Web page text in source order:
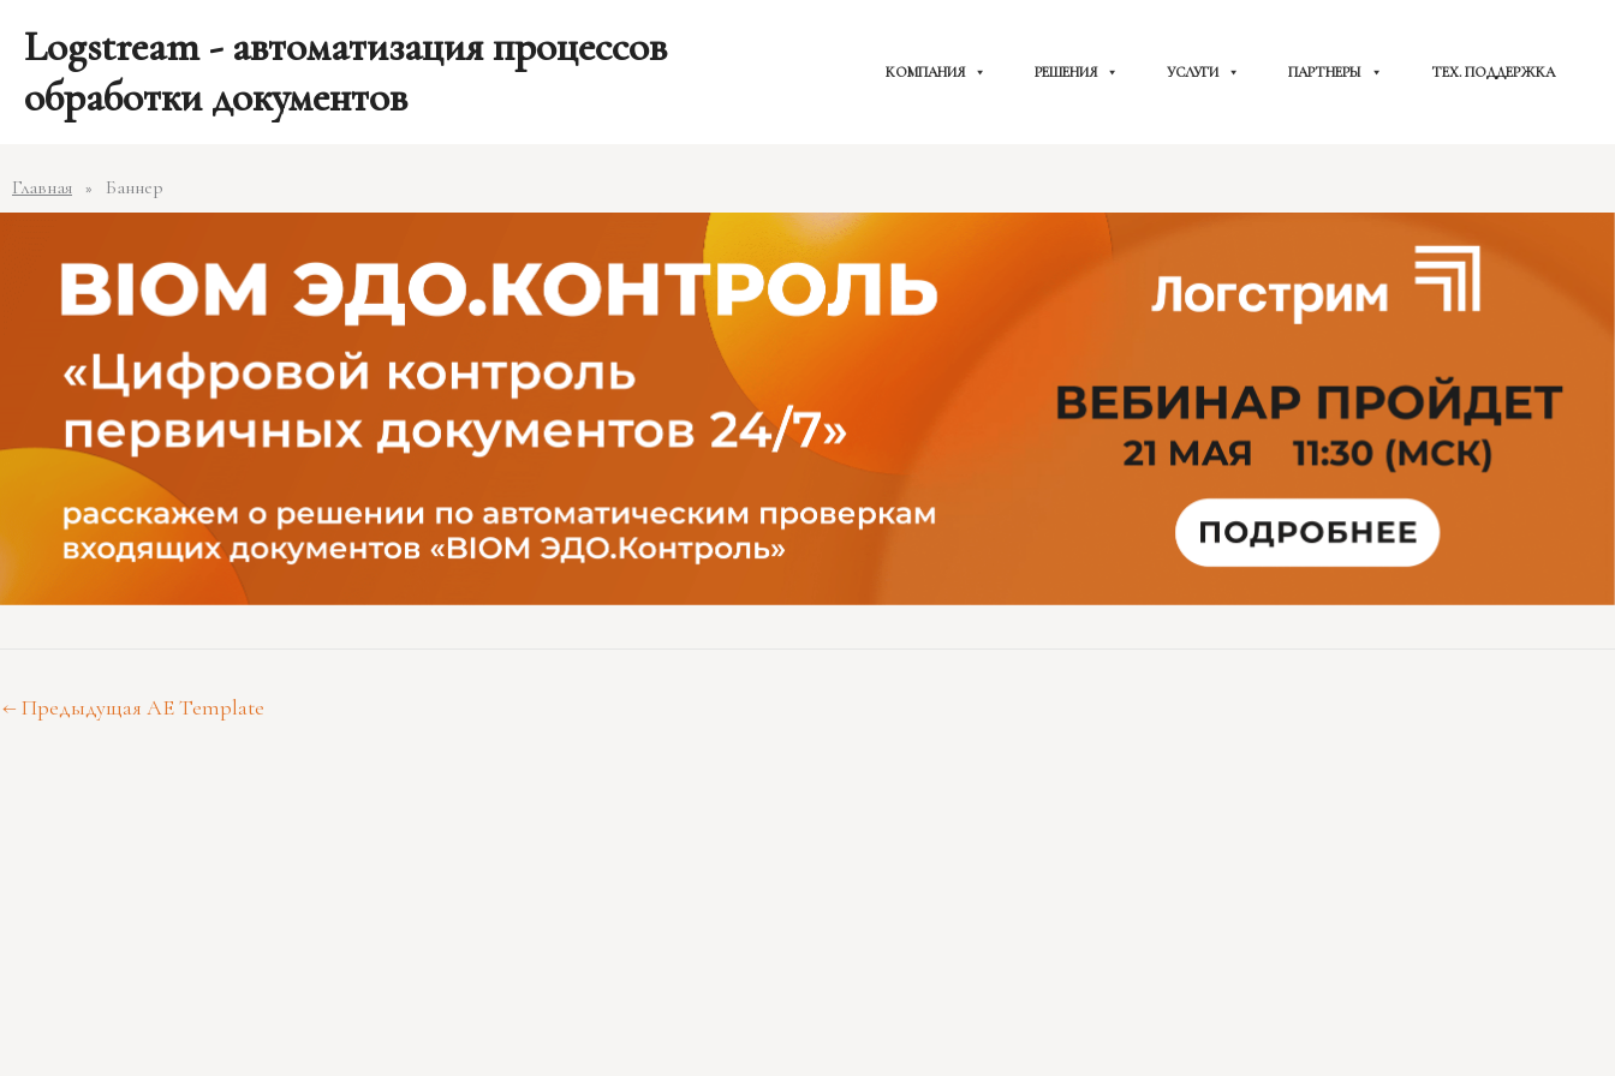
содержимому
Logstream - автоматизация процессов
обработки документов
КОМПАНИЯ РЕШЕНИЯ УСЛУГИ ПАРТНЕРЫ ТЕХ. ПОДДЕРЖКА
Главная Баннер
navigation
← Предыдущая AE Template